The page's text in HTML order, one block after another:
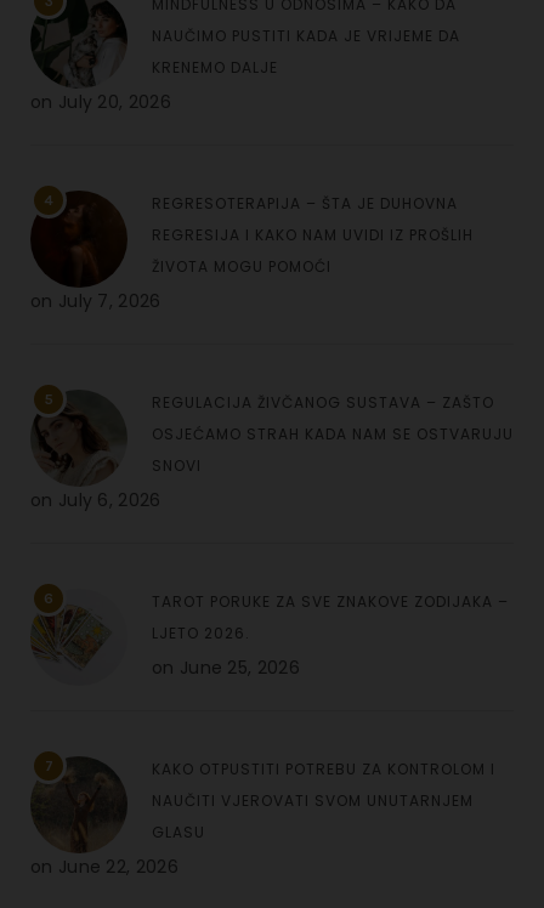
MINDFULNESS U ODNOSIMA – KAKO DA
NAUČIMO PUSTITI KADA JE VRIJEME DA
KRENEMO DALJE
on July 20, 2026
4
REGRESOTERAPIJA – ŠTA JE DUHOVNA
REGRESIJA I KAKO NAM UVIDI IZ PROŠLIH
ŽIVOTA MOGU POMOĆI
on July 7, 2026
5
REGULACIJA ŽIVČANOG SUSTAVA – ZAŠTO
OSJEĆAMO STRAH KADA NAM SE OSTVARUJU
SNOVI
on July 6, 2026
6
TAROT PORUKE ZA SVE ZNAKOVE ZODIJAKA –
LJETO 2026.
on June 25, 2026
7
KAKO OTPUSTITI POTREBU ZA KONTROLOM I
NAUČITI VJEROVATI SVOM UNUTARNJEM
GLASU
on June 22, 2026